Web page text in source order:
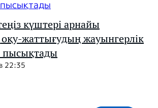
күштері арнайы
жаттығудың жауынгерлік
пысықтады
22:35